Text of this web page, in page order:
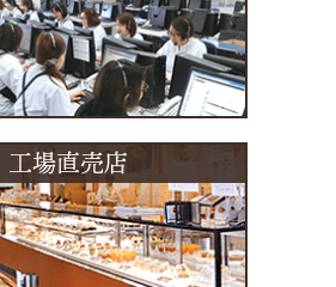
工場直売店